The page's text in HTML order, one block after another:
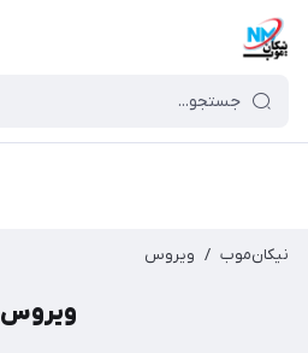
نیکان‌موب / ویروس
ویروس